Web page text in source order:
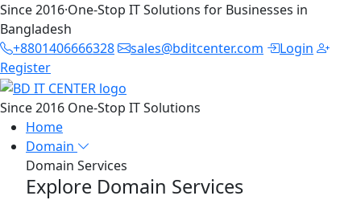
Since 2016·One-Stop IT Solutions for Businesses in
Bangladesh
+8801406666328
sales@bditcenter.com
Login
Register
Since 2016 One-Stop IT Solutions
Home
Domain
Domain Services
Explore Domain Services